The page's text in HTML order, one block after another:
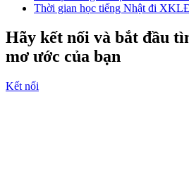
Thời gian học tiếng Nhật đi
Hãy kết nối và bắt đầu
mơ ước của bạn
Kết nối